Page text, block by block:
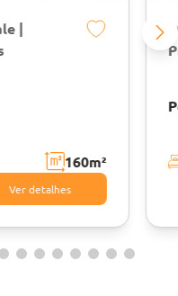
|
160m²
Ver detalhes